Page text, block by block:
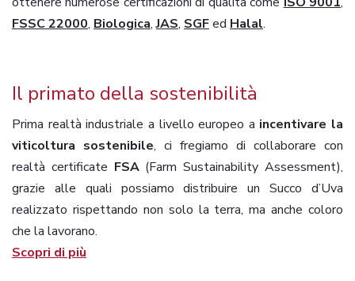
FSSC 22000, Biologica,JAS, SGFed Halal.
Il primato della sostenibilità
Prima realtà industriale a livello europeo a incentivare la
viticoltura sostenibile, ci fregiamo di collaborare con
realtà certificate FSA(Farm Sustainability Assessment),
grazie alle quali possiamo distribuire un Succo d’Uva
realizzato rispettando non solo la terra, ma anche coloro
che la lavorano.
Scopri di più